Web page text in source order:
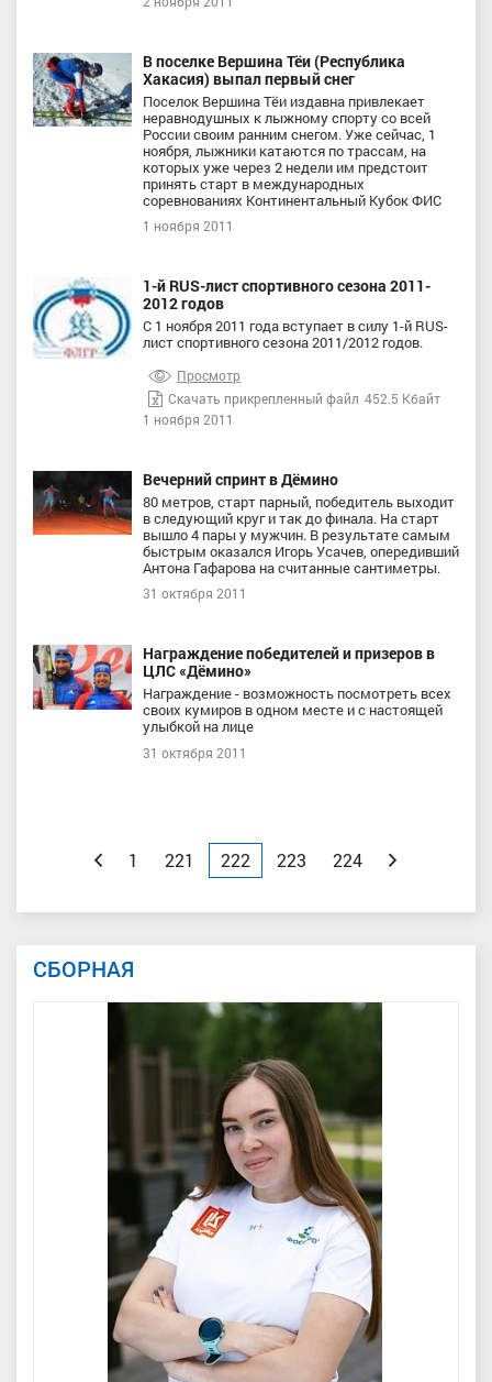
В поселке Вершина Тёи (Республика
Хакасия) выпал первый снег
Поселок Вершина Тёи издавна привлекает
неравнодушных к лыжному спорту со всей
России своим ранним снегом. Уже сейчас, 1
ноября, лыжники катаются по трассам, на
которых уже через 2 недели им предстоит
принять старт в международных
соревнованиях Континентальный Кубок ФИС
1 ноября 2011
1-й RUS-лист спортивного сезона 2011-
2012 годов
С 1 ноября 2011 года вступает в силу 1-й RUS-
лист спортивного сезона 2011/2012 годов.
Просмотр
Скачать прикрепленный файл 452.5 Кбайт
1 ноября 2011
Вечерний спринт в Дёмино
80 метров, старт парный, победитель выходит
в следующий круг и так до финала. На старт
вышло 4 пары у мужчин. В результате самым
быстрым оказался Игорь Усачев, опередивший
Антона Гафарова на считанные сантиметры.
31 октября 2011
Награждение победителей и призеров в
ЦЛС «Дёмино»
Награждение - возможность посмотреть всех
своих кумиров в одном месте и с настоящей
улыбкой на лице
31 октября 2011
Назад
1 221 222 223 224 Вперед
СБОРНАЯ